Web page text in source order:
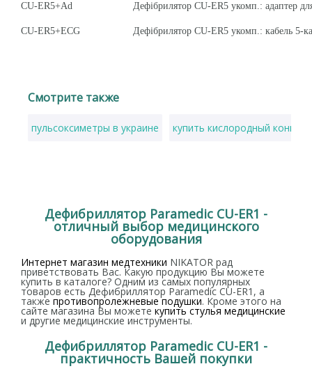
CU-ER5+Ad Дефібрилятор CU-ER5 укомп.: адаптер для
CU-ER5+ECG Дефібрилятор CU-ER5 укомп.: кабель 5-
Смотрите также
пульсоксиметры в украине купить кислородный
Дефибриллятор Paramedic CU-ER1 -
отличный выбор медицинского
оборудования
Интернет магазин медтехники NIKATOR рад
приветствовать Вас. Какую продукцию Вы можете
купить в каталоге? Одним из самых популярных
товаров есть Дефибриллятор Paramedic CU-ER1, а
также противопролежневые подушки. Кроме этого на
сайте магазина Вы можете купить стулья медицинские
и другие медицинские инструменты.
Дефибриллятор Paramedic CU-ER1 -
практичность Вашей покупки